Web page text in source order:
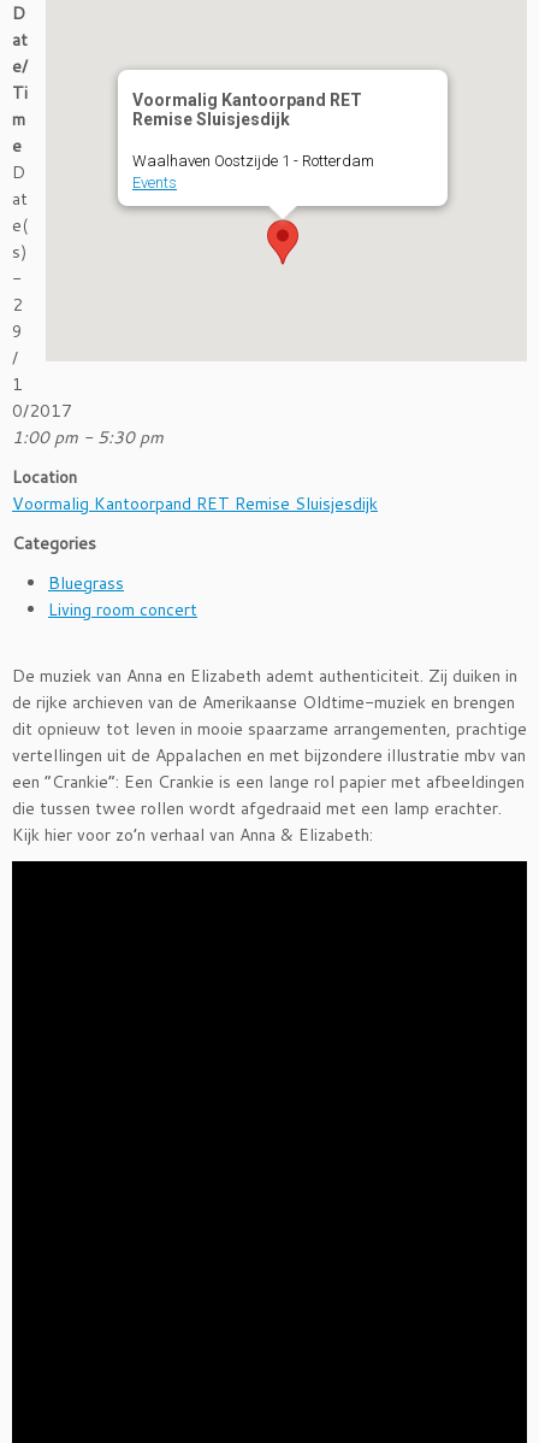
Voormalig Kantoorpand RET
Remise Sluisjesdijk
Waalhaven Oostzijde 1 - Rotterdam
Events
D
at
e/
Ti
m
e
D
at
e(
s)
-
2
9
/
1
0/2017
1:00 pm - 5:30 pm
Location
Voormalig Kantoorpand RET Remise Sluisjesdijk
Categories
Bluegrass
Living room concert
De muziek van Anna en Elizabeth ademt authenticiteit. Zij duiken in
de rijke archieven van de Amerikaanse Oldtime-muziek en brengen
dit opnieuw tot leven in mooie spaarzame arrangementen, prachtige
vertellingen uit de Appalachen en met bijzondere illustratie mbv van
een “Crankie”: Een Crankie is een lange rol papier met afbeeldingen
die tussen twee rollen wordt afgedraaid met een lamp erachter.
Kijk hier voor zo’n verhaal van Anna & Elizabeth: